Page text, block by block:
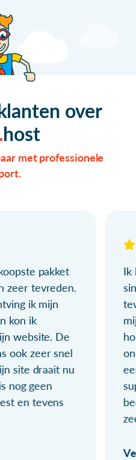
over
host
met professionele
pakket
zeer tevreden.
ik mijn
kon ik
website. De
ook zeer snel
site draait nu
nog geen
en tevens
Ik